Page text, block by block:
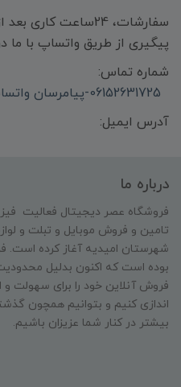
سفارشات، 24ساعت
پیگیری از طریق واتساپ با ما
شماره تماس:
06152631725-پیامرسان واتساپ 09339947850
آدرس ایمیل:
درباره ما
تامین و‌ فروش موبایل و تبلت و
شهرستان امیدیه آغاز کرده است.
بوده است که اکنون بدلیل
فروش آنلاین خود را برای سهولت و
اندازی کنیم و بتوانیم همچون
بیشتر در کنار شما عزیزان باشیم.